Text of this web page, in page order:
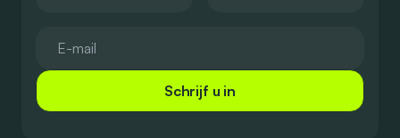
Schrijf u in